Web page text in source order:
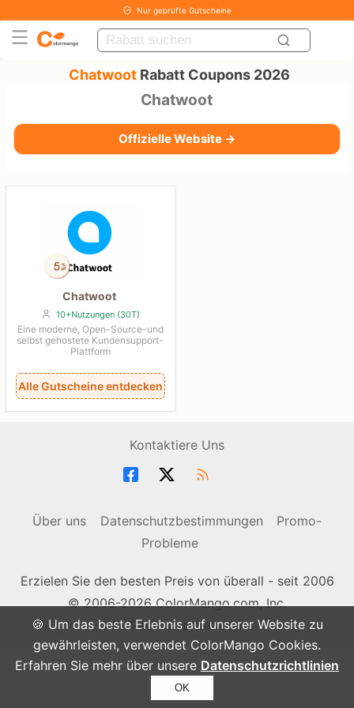
🍪 Um das beste Erlebnis auf unserer Website zu
gewährleisten, verwendet ColorMango Cookies.
Erfahren Sie mehr über unsere Datenschutzrichtlinien
OK
Nur geprüfte Gutscheine
Chatwoot Rabatt Coupons 2026
Chatwoot
Offizielle Website →
Chatwoot
10+Nutzungen (30T)
Eine moderne, Open-Source-und
selbst gehostete Kundensupport-
Plattform
Alle Gutscheine entdecken
Kontaktiere Uns
Über uns Datenschutzbestimmungen
Promo-
Probleme
Erzielen Sie den besten Preis von überall - seit 2006
© 2006-2026 ColorMango.com, Inc.
Alle Rechte vorbehalten.